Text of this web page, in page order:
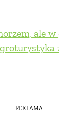
ale
REKLAMA